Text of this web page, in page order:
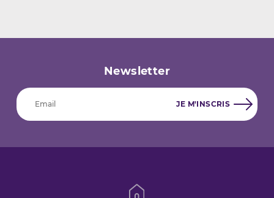
Newsletter